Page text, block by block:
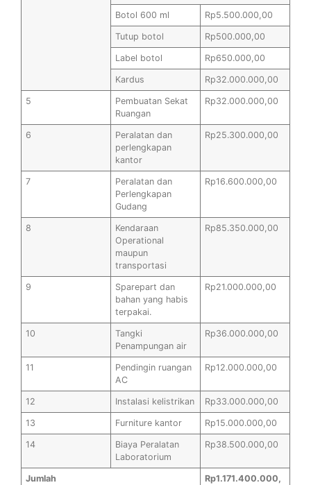
Botol 600 ml Rp5.500.000,00
Tutup botol Rp500.000,00
Label botol Rp650.000,00
Kardus Rp32.000.000,00
5
Pembuatan Sekat
Ruangan
Rp32.000.000,00
6
Peralatan dan
perlengkapan
kantor
Rp25.300.000,00
7
Peralatan dan
Perlengkapan
Gudang
Rp16.600.000,00
8
Kendaraan
Operational
maupun
transportasi
Rp85.350.000,00
9
Sparepart dan
bahan yang habis
terpakai.
Rp21.000.000,00
10
Tangki
Penampungan air
Rp36.000.000,00
11
Pendingin ruangan
AC
Rp12.000.000,00
12 Instalasi kelistrikan Rp33.000.000,00
13 Furniture kantor Rp15.000.000,00
14
Biaya Peralatan
Laboratorium
Rp38.500.000,00
Jumlah
Rp1.171.400.000,